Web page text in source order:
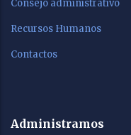
Consejo administrativo
Recursos Humanos
Contactos
Administramos